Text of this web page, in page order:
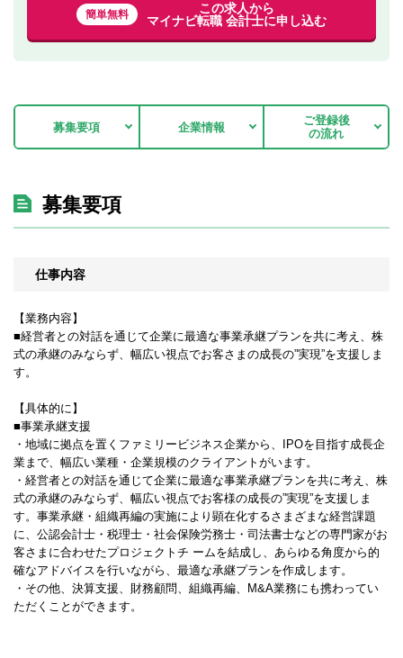
簡単無料
この求人から
マイナビ転職 会計士に申し込む
募集要項 企業情報
ご登録後
の流れ
募集要項
仕事内容
【業務内容】
■経営者との対話を通じて企業に最適な事業承継プランを共に考え、株
式の承継のみならず、幅広い視点でお客さまの成長の”実現”を支援しま
す。
【具体的に】
■事業承継支援
・地域に拠点を置くファミリービジネス企業から、IPOを目指す成長企
業まで、幅広い業種・企業規模のクライアントがいます。
・経営者との対話を通じて企業に最適な事業承継プランを共に考え、株
式の承継のみならず、幅広い視点でお客様の成長の”実現”を支援しま
す。事業承継・組織再編の実施により顕在化するさまざまな経営課題
に、公認会計士・税理士・社会保険労務士・司法書士などの専門家がお
客さまに合わせたプロジェクトチ ームを結成し、あらゆる角度から的
確なアドバイスを行いながら、最適な承継プランを作成します。
・その他、決算支援、財務顧問、組織再編、M&A業務にも携わってい
ただくことができます。